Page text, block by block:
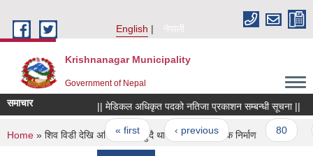
English
नेपाली
Krishnanagar Municipality
Government of Nepal
समाचार || मेडिकल अधिकृत पदको नतिजा प्रकाशन सम्बन्धी सूचना ||
Pages
« first ‹ previous … 80
You are here
Home » शिव विडी देखि अजिजको घर हुदै थापाको घर सम्म सडक निर्माण